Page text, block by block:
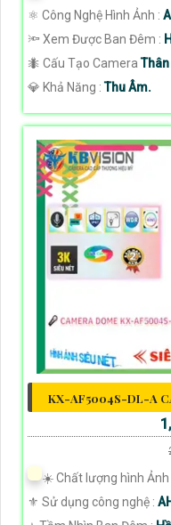
⚛️ Công Nghệ Hình Ảnh :
🔦 Xem Được Ban Đêm :
🐜 Cấu Tạo Camera
️💎 Khả Năng :Thu Âm.
KX-AF5004S-DL-A
☀️ Chất lượng hình Ảnh
⚜️ Sử dụng công nghệ :